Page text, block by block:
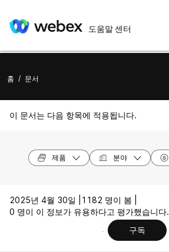
도움말 센터
홈 / 문서
이 문서는 다음 항목에 적용됩니다.
제품 분야
2025년 4월 30일 |
1182 명이 봄 |
0 명이 이 정보가 유용하다고 평가했습니다.
구독